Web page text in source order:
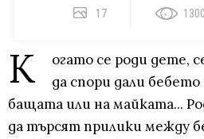
17 1300
К
огато се роди дете,
да спори дали
бащата или на майката...
да търсят прилики между